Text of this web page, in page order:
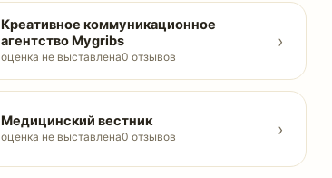
Креативное коммуникационное
агентство Mygribs
оценка не выставлена0 отзывов
›
Медицинский вестник
оценка не выставлена0 отзывов ›